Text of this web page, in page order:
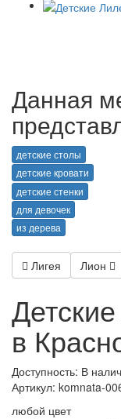
Данная
детские столы
детские кровати
детские стенки
для девочек
из дерева
Лигея Лион
в
Доступность: В
Артикул: komnata-
любой цвет